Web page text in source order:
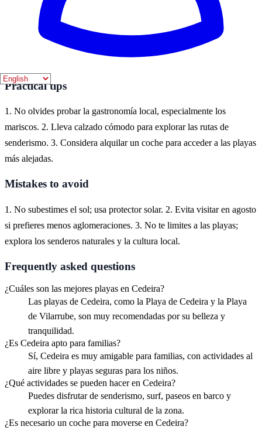
Cedeira, un encantador pueblo costero en Galicia, es el lugar ideal
para disfrutar de este tema. Aquí puedes experimentar la belleza de
sus playas, la rica cultura local y la impresionante naturaleza que
Practical tips
1. No olvides probar la gastronomía local, especialmente los
mariscos. 2. Lleva calzado cómodo para explorar las rutas de
senderismo. 3. Considera alquilar un coche para acceder a las playas
más alejadas.
Mistakes to avoid
1. No subestimes el sol; usa protector solar. 2. Evita visitar en agosto
si prefieres menos aglomeraciones. 3. No te limites a las playas;
explora los senderos naturales y la cultura local.
Frequently asked questions
¿Cuáles son las mejores playas en Cedeira?
Las playas de Cedeira, como la Playa de Cedeira y la Playa
de Vilarrube, son muy recomendadas por su belleza y
tranquilidad.
¿Es Cedeira apto para familias?
Sí, Cedeira es muy amigable para familias, con actividades al
aire libre y playas seguras para los niños.
¿Qué actividades se pueden hacer en Cedeira?
Puedes disfrutar de senderismo, surf, paseos en barco y
explorar la rica historia cultural de la zona.
¿Es necesario un coche para moverse en Cedeira?